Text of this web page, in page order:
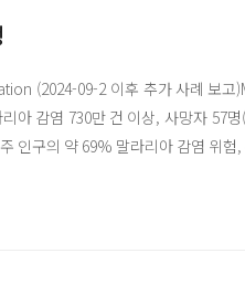
외 자료를 바탕으로 국문으로 작성
(2024-09-2 이후 추가 사례 보고
아 감염 730만 건 이상, 사망자 57
인구의 약 69% 말라리아 감염 위
작동, 필수 의료 서비스, 말라리아